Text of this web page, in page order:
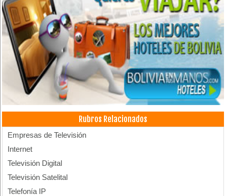
Rubros Relacionados
Empresas de Televisión
Internet
Televisión Digital
Televisión Satelital
Telefonía IP